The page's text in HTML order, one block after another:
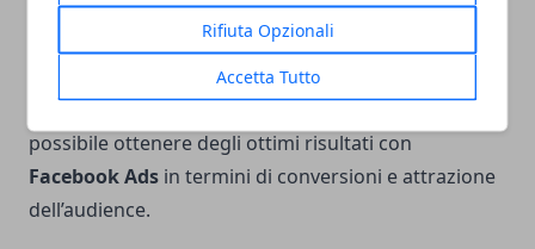
Rifiuta Opzionali
Accetta Tutto
in modo costante tenendo monitorata in modo
attento la redditività.
Grazie a un controllo ottimizzato della campagna è
possibile ottenere degli ottimi risultati con
Facebook Ads in termini di conversioni e attrazione
dell’audience.